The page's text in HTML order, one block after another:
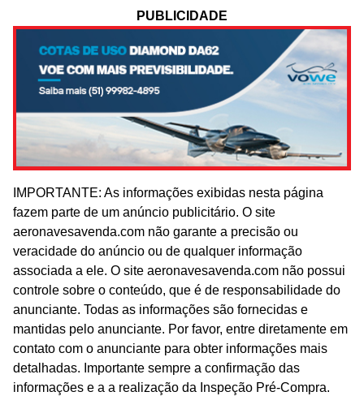
PUBLICIDADE
IMPORTANTE: As informações exibidas nesta página
fazem parte de um anúncio publicitário. O site
aeronavesavenda.com não garante a precisão ou
veracidade do anúncio ou de qualquer informação
associada a ele. O site aeronavesavenda.com não possui
controle sobre o conteúdo, que é de responsabilidade do
anunciante. Todas as informações são fornecidas e
mantidas pelo anunciante. Por favor, entre diretamente em
contato com o anunciante para obter informações mais
detalhadas. Importante sempre a confirmação das
informações e a a realização da Inspeção Pré-Compra.